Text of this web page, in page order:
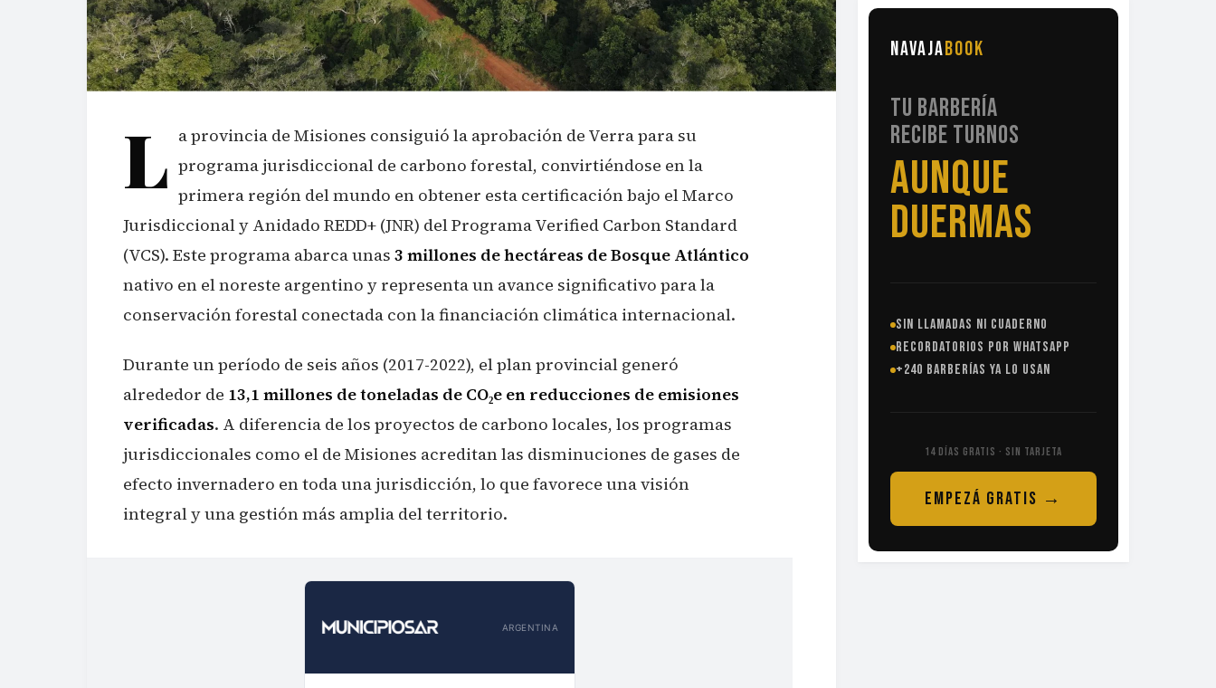
L a provincia de Misiones consiguió la aprobación de Verra para su
programa jurisdiccional de carbono forestal, convirtiéndose en la
primera región del mundo en obtener esta certificación bajo el Marco
Jurisdiccional y Anidado REDD+ (JNR) del Programa Verified Carbon Standard
(VCS). Este programa abarca unas 3 millones de hectáreas de Bosque Atlántico
nativo en el noreste argentino y representa un avance significativo para la
conservación forestal conectada con la financiación climática internacional.
Durante un período de seis años (2017-2022), el plan provincial generó
alrededor de 13,1 millones de toneladas de CO₂e en reducciones de emisiones
verificadas. A diferencia de los proyectos de carbono locales, los programas
jurisdiccionales como el de Misiones acreditan las disminuciones de gases de
efecto invernadero en toda una jurisdicción, lo que favorece una visión
integral y una gestión más amplia del territorio.
ARGENTINA
NAVAJABOOK
TU BARBERÍA
RECIBE TURNOS
SIN
LLAMADAS
SIN LLAMADAS NI CUADERNO
RECORDATORIOS POR WHATSAPP
+240 BARBERÍAS YA LO USAN
14 DÍAS GRATIS · SIN TARJETA
EMPEZÁ GRATIS →